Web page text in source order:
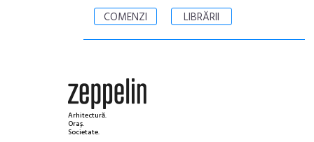
COMENZI
LIBRĂRII
Arhitectură.
Oraș.
Societate.